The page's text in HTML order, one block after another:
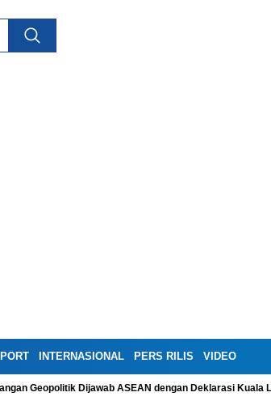
INTERNASIONAL PERS RILIS VIDEO
Geopolitik Dijawab ASEAN dengan Deklarasi Kuala